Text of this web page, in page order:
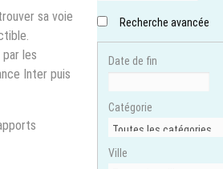
sa voie
par les
Inter puis
Recherche avancée
Date de fin
Catégorie
Ville